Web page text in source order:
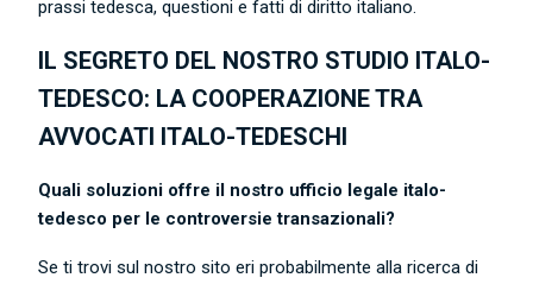
prassi tedesca, questioni e fatti di diritto italiano.
IL SEGRETO DEL NOSTRO STUDIO ITALO-
TEDESCO: LA COOPERAZIONE TRA
AVVOCATI ITALO-TEDESCHI
Quali soluzioni offre il nostro ufficio legale italo-
tedesco per le controversie transazionali?
Se ti trovi sul nostro sito eri probabilmente alla ricerca di